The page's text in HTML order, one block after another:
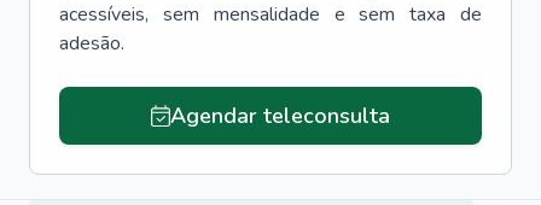
acessíveis, sem mensalidade e sem taxa de
adesão.
Agendar teleconsulta